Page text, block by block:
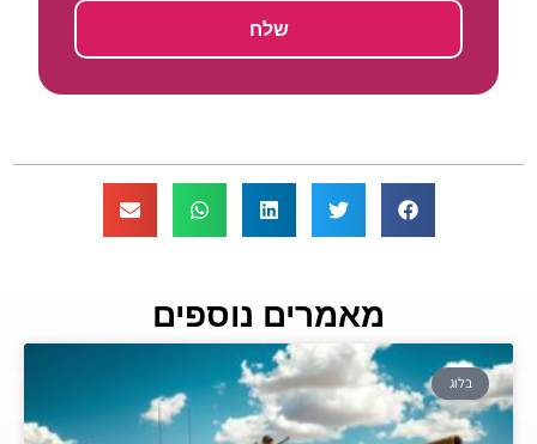
שלח
מאמרים נוספים
בלוג